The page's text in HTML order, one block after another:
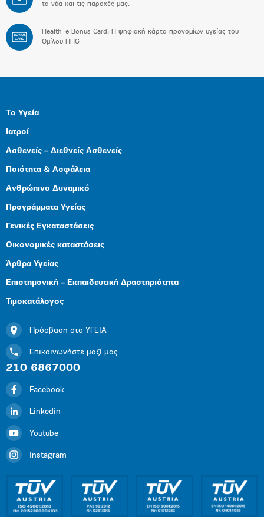
τα νέα και τις παροχές μας.
BONUS
CARD
Health_e Bonus Card: H ψηφιακή κάρτα προνομίων υγείας του
Ομίλου HHG
Το Υγεία
Ιατροί
Ασθενείς – Διεθνείς Ασθενείς
Ποιότητα & Ασφάλεια
Ανθρώπινο Δυναμικό
Προγράμματα Υγείας
Γενικές Εγκαταστάσεις
Οικονομικές καταστάσεις
Άρθρα Υγείας
Επιστημονική – Εκπαιδευτική Δραστηριότητα
Τιμοκατάλογος
Πρόσβαση στο ΥΓΕΙΑ
Επικοινωνήστε μαζί μας
210 6867000
Facebook
Linkedin
Youtube
Instagram